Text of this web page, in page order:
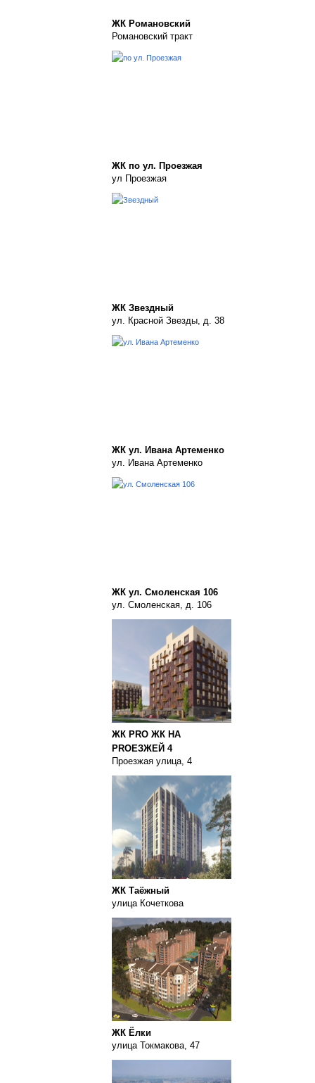
ЖК Романовский
Романовский тракт
ЖК по ул. Проезжая
ул Проезжая
ЖК Звездный
ул. Красной Звезды, д. 38
ЖК ул. Ивана Артеменко
ул. Ивана Артеменко
ЖК ул. Смоленская 106
ул. Смоленская, д. 106
ЖК PRO ЖК НА
PROЕЗЖЕЙ 4
Проезжая улица, 4
ЖК Таёжный
улица Кочеткова
ЖК Ёлки
улица Токмакова, 47